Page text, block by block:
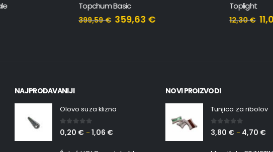
359,63€
NAJPRODAVANIJI
Olovo suza klizna
0 out of 5
0,20 € –1,06 €
NOVI PROIZVODI
Tunjica za ribolov
0 out of 5
3,80 € – 4,70 €